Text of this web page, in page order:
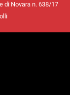
di Novara n. 638/17